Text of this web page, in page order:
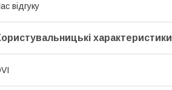
відгуку
характеристики